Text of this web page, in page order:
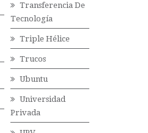
Transferencia De
Tecnología
Triple Hélice
Trucos
Ubuntu
Universidad
Privada